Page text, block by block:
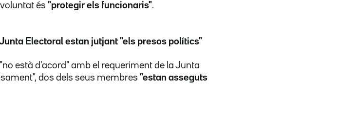
és "protegir els funcionaris".
Electoral estan jutjant "els presos polítics"
està d'acord" amb el requeriment de la Junta
dos dels seus membres "estan asseguts